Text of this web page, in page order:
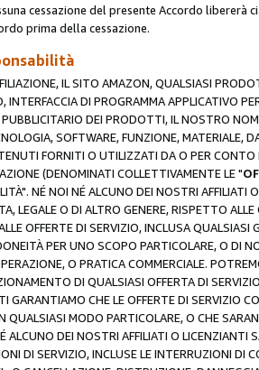
cessazione del presente Accordo
prima della cessazione.
IL SITO AMAZON, QUALSIASI
INTERFACCIA DI PROGRAMMA APPLICATIVO
DEI PRODOTTI, IL NOSTRO
SOFTWARE, FUNZIONE, MATERIALE,
FORNITI O UTILIZZATI DA O PER
(DENOMINATI COLLETTIVAMENTE LE "
NÉ NOI NÉ ALCUNO DEI NOSTRI
LEGALE O DI ALTRO GENERE, RISPETTO
OFFERTE DI SERVIZIO, INCLUSA
PER UNO SCOPO PARTICOLARE, O DI
O PRATICA COMMERCIALE.
DI QUALSIASI OFFERTA DI
GARANTIAMO CHE LE OFFERTE DI SERVIZIO
QUALSIASI MODO PARTICOLARE, O CHE
ALCUNO DEI NOSTRI AFFILIATI O LICENZIANTI
DI SERVIZIO, INCLUSE LE INTERRUZIONI DI